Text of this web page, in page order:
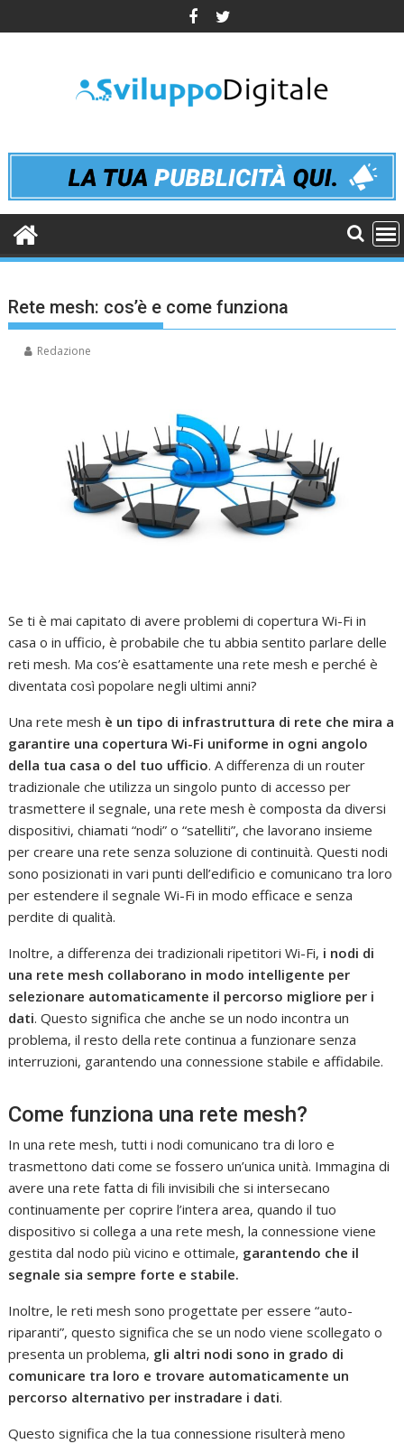
to
Rete mesh: cos’è e come funziona
Redazione
Se ti è mai capitato di avere problemi di copertura Wi-Fi in
casa o in ufficio, è probabile che tu abbia sentito parlare delle
reti mesh. Ma cos’è esattamente una rete mesh e perché è
diventata così popolare negli ultimi anni?
Una rete mesh è un tipo di infrastruttura di rete che mira a
garantire una copertura Wi-Fi uniforme in ogni angolo
della tua casa o del tuo ufficio. A differenza di un router
tradizionale che utilizza un singolo punto di accesso per
trasmettere il segnale, una rete mesh è composta da diversi
dispositivi, chiamati “nodi” o “satelliti”, che lavorano insieme
per creare una rete senza soluzione di continuità. Questi nodi
sono posizionati in vari punti dell’edificio e comunicano tra loro
per estendere il segnale Wi-Fi in modo efficace e senza
perdite di qualità.
Inoltre, a differenza dei tradizionali ripetitori Wi-Fi, i nodi di
una rete mesh collaborano in modo intelligente per
selezionare automaticamente il percorso migliore per i
dati. Questo significa che anche se un nodo incontra un
problema, il resto della rete continua a funzionare senza
interruzioni, garantendo una connessione stabile e affidabile.
Come funziona una rete mesh?
In una rete mesh, tutti i nodi comunicano tra di loro e
trasmettono dati come se fossero un’unica unità. Immagina di
avere una rete fatta di fili invisibili che si intersecano
continuamente per coprire l’intera area, quando il tuo
dispositivo si collega a una rete mesh, la connessione viene
gestita dal nodo più vicino e ottimale, garantendo che il
segnale sia sempre forte e stabile.
Inoltre, le reti mesh sono progettate per essere “auto-
riparanti”, questo significa che se un nodo viene scollegato o
presenta un problema, gli altri nodi sono in grado di
comunicare tra loro e trovare automaticamente un
percorso alternativo per instradare i dati.
Questo significa che la tua connessione risulterà meno